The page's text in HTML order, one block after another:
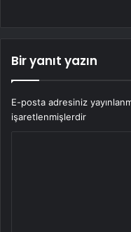
Bir yanıt yazın
E-posta adresiniz
işaretlenmişlerdir